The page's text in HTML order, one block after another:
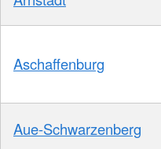
Aschaffenburg
Aue-Schwarzenberg